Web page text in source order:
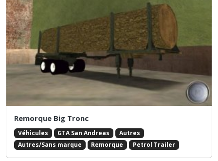
Remorque Big Tronc
Véhicules GTA San Andreas
Autres
Autres/Sans marque
Remorque Petrol Trailer